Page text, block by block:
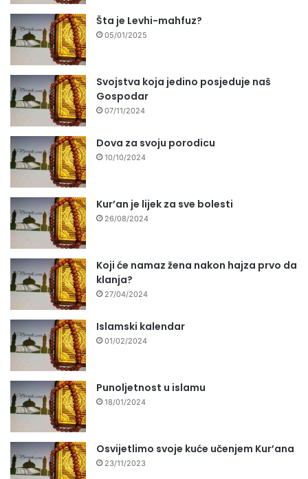
Šta je Levhi-mahfuz?
05/01/2025
Svojstva koja jedino posjeduje naš
Gospodar
07/11/2024
Dova za svoju porodicu
10/10/2024
Kur’an je lijek za sve bolesti
26/08/2024
Koji će namaz žena nakon hajza prvo da
klanja?
27/04/2024
Islamski kalendar
01/02/2024
Punoljetnost u islamu
18/01/2024
Osvijetlimo svoje kuće učenjem Kur’ana
23/11/2023